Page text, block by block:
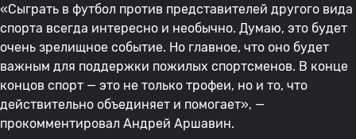
«Сыграть в футбол против представителей другого вида
спорта всегда интересно и необычно. Думаю, это будет
очень зрелищное событие. Но главное, что оно будет
важным для поддержки пожилых спортсменов. В конце
концов спорт — это не только трофеи, но и то, что
действительно объединяет и помогает», —
прокомментировал Андрей Аршавин.